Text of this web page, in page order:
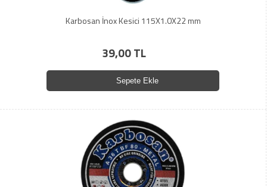
Karbosan İnox Kesici 115X1.0X22 mm
39,00 TL
Sepete Ekle